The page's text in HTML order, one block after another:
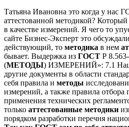
Татьяна Ивановна это когда у нас
аттестованной методикой? Который
в качестве измерений. Я чего то
сайте Бизнес-Эксперт это
действующий, то методика в нем
бывает. Выдержка из ГОСТ Р
(МЕТОДЫ) ИЗМЕРЕНИЙ»: 7.1
другие документы в области
себя правила и методы
измерений, а также правила отбора
применения технических
только аттестованные методики
порядком разработки перечня